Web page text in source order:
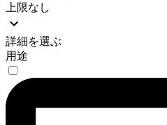
上限なし
詳細を選ぶ
用途